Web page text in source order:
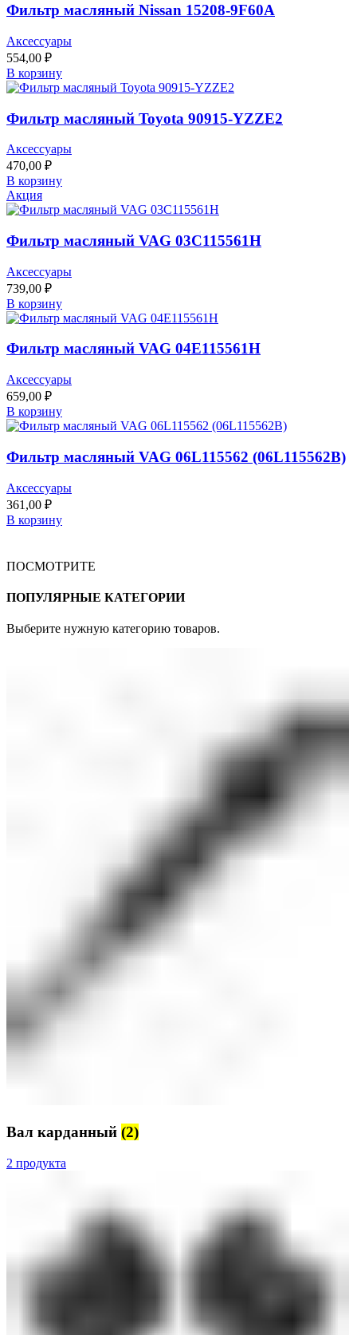
Фильтр масляный Nissan 15208-9F60A
Аксессуары
554,00 ₽
В корзину
Фильтр масляный Toyota 90915-YZZE2
Аксессуары
470,00 ₽
В корзину
Акция
Фильтр масляный VAG 03C115561H
Аксессуары
739,00 ₽
В корзину
Фильтр масляный VAG 04E115561H
Аксессуары
659,00 ₽
В корзину
Фильтр масляный VAG 06L115562 (06L115562B)
Аксессуары
361,00 ₽
В корзину
ПОСМОТРИТЕ
ПОПУЛЯРНЫЕ КАТЕГОРИИ
Выберите нужную категорию товаров.
Вал карданный (2)
2 продукта